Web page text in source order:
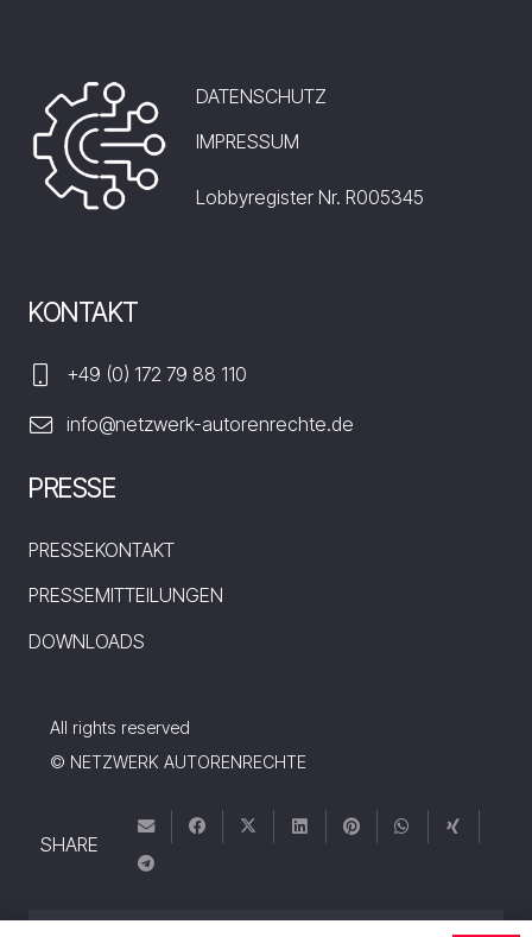
DATENSCHUTZ
IMPRESSUM
Lobbyregister Nr. R005345
KONTAKT
+49 (0) 172 79 88 110
info@netzwerk-autorenrechte.de
PRESSE
PRESSEKONTAKT
PRESSEMITTEILUNGEN
DOWNLOADS
All rights reserved
© NETZWERK AUTORENRECHTE
SHARE